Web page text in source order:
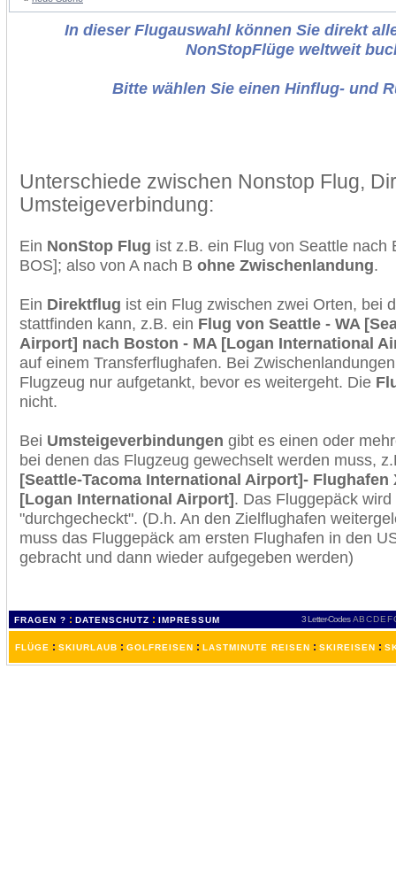
In dieser Flugauswahl können Sie direkt
NonStopFlüge weltweit
Bitte wählen Sie einen Hinflug- und
Unterschiede zwischen Nonstop Flug,
Umsteigeverbindung:
Ein NonStop Flug ist z.B. ein Flug von Seattle nach
BOS]; also von A nach B ohne Zwischenlandung.
Ein Direktflug ist ein Flug zwischen zwei Orten, bei
stattfinden kann, z.B. ein Flug von Seattle - WA
Airport] nach Boston - MA [Logan International
auf einem Transferflughafen. Bei
Flugzeug nur aufgetankt, bevor es weitergeht. Die
nicht.
Bei Umsteigeverbindungen gibt es einen oder
bei denen das Flugzeug gewechselt werden muss,
[Seattle-Tacoma International Airport]- Flughafen
[Logan International Airport]. Das Fluggepäck
"durchgecheckt". (D.h. An den Zielflughafen
muss das Fluggepäck am ersten Flughafen in den
gebracht und dann wieder aufgegeben werden)
FRAGEN ? : DATENSCHUTZ : IMPRESSUM 3 Letter-Codes ABCDEF
FLÜGE : SKIURLAUB : GOLFREISEN : LASTMINUTE REISEN : SKIREISEN :